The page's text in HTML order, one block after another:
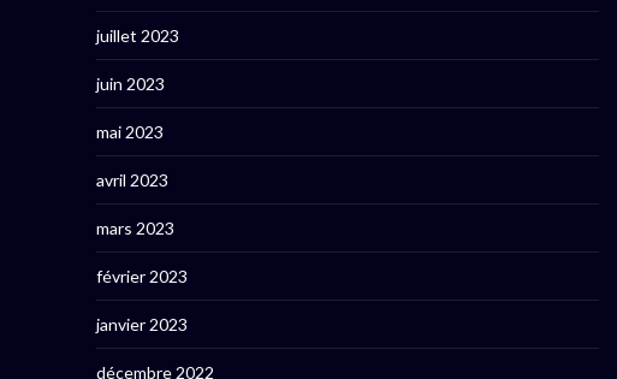
juillet 2023
juin 2023
mai 2023
avril 2023
mars 2023
février 2023
janvier 2023
décembre 2022